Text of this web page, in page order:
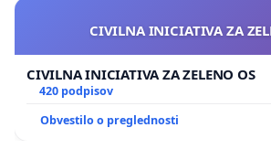
CIVILNA INICIATIVA ZA
CIVILNA INICIATIVA ZA ZELENO OS
420 podpisov
Obvestilo o preglednosti